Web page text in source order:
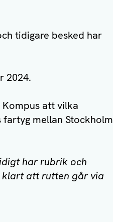
tidigare besked har
2024.
att vilka
mellan Stockholm
har rubrik och
att rutten går via